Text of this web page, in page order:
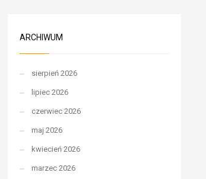
ARCHIWUM
sierpień 2026
lipiec 2026
czerwiec 2026
maj 2026
kwiecień 2026
marzec 2026